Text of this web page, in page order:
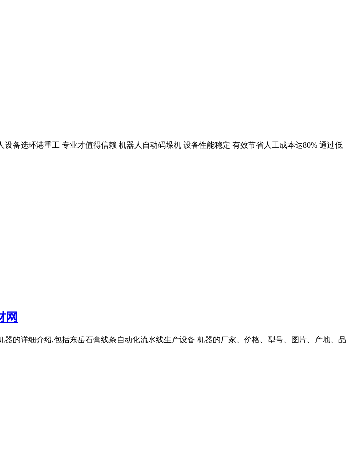
备选环港重工 专业才值得信赖 机器人自动码垛机 设备性能稳定 有效节省人工成本达80% 通过低
网
的详细介绍,包括东岳石膏线条自动化流水线生产设备 机器的厂家、价格、型号、图片、产地、品